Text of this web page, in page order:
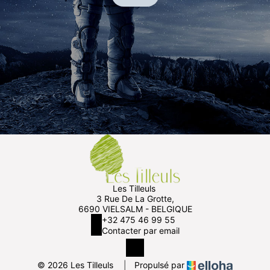
Les Tilleuls
3 Rue De La Grotte,
6690 VIELSALM - BELGIQUE
+32 475 46 99 55
Contacter par email
© 2026 Les Tilleuls Propulsé par